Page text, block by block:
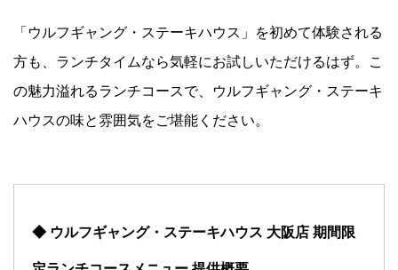
「ウルフギャング・ステーキハウス」を初めて体験される
方も、ランチタイムなら気軽にお試しいただけるはず。こ
の魅力溢れるランチコースで、ウルフギャング・ステーキ
ハウスの味と雰囲気をご堪能ください。
◆ ウルフギャング・ステーキハウス 大阪店 期間限